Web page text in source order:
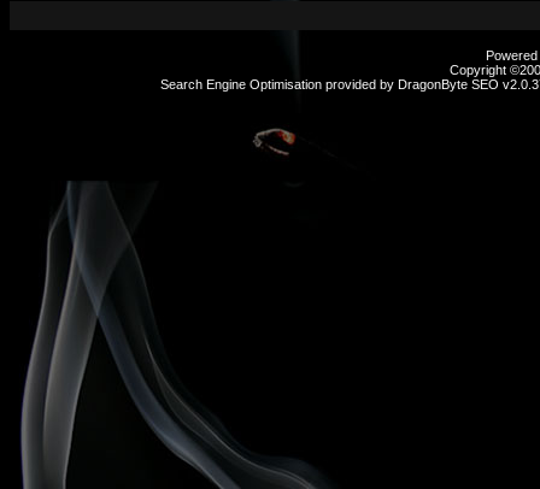
Copyright
Search Engine Optimisation provided by DragonByte SEO